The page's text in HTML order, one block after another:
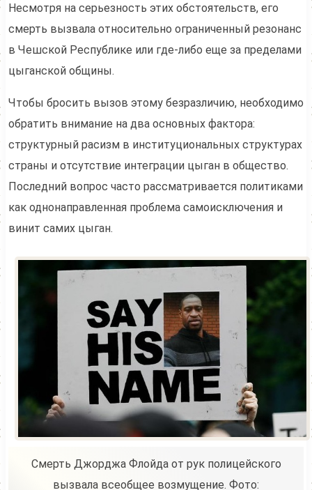
Несмотря на серьезность этих обстоятельств, его
смерть вызвала относительно ограниченный резонанс
в Чешской Республике или где-либо еще за пределами
цыганской общины.
Чтобы бросить вызов этому безразличию, необходимо
обратить внимание на два основных фактора:
структурный расизм в институциональных структурах
страны и отсутствие интеграции цыган в общество.
Последний вопрос часто рассматривается политиками
как однонаправленная проблема самоисключения и
винит самих цыган.
Смерть Джорджа Флойда от рук полицейского
вызвала всеобщее возмущение. Фото: